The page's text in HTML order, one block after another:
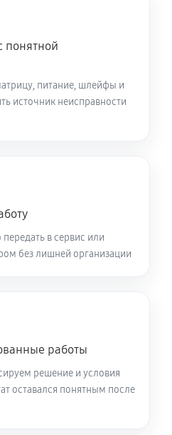
понятной
питание, шлейфы и
источник неисправности
в сервис или
без лишней организации
работы
решение и условия
оставался понятным после